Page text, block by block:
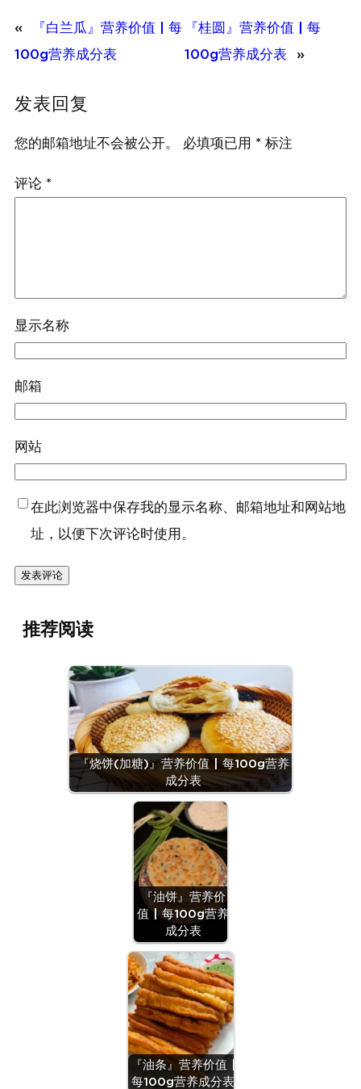
«
『白兰瓜』营养价值 | 每
100g营养成分表
『桂圆』营养价值 | 每
100g营养成分表
»
发表回复
您的邮箱地址不会被公开。 必填项已用 * 标注
评论 *
显示名称
邮箱
网站
在此浏览器中保存我的显示名称、邮箱地址和网站地
址，以便下次评论时使用。
推荐阅读
『烧饼(加糖)』营养价值 | 每100g营养
成分表
『油饼』营养价
值 | 每100g营养
成分表
『油条』营养价值 |
每100g营养成分表